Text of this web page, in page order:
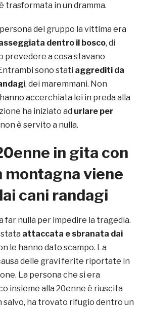
trasformata in un dramma.
persona del gruppo la vittima era
dentro il bosco, di
prevedere a cosa stavano
sono stati aggrediti da
, dei maremmani. Non
accerchiata lei in preda alla
ha iniziato ad urlare per
non è servito a nulla.
in gita con
montagna viene
cani randagi
far nulla per impedire la tragedia.
stata attaccata e sbranata dai
le hanno dato scampo. La
delle gravi ferite riportate in
La persona che si era
insieme alla 20enne è riuscita
salvo, ha trovato rifugio dentro un